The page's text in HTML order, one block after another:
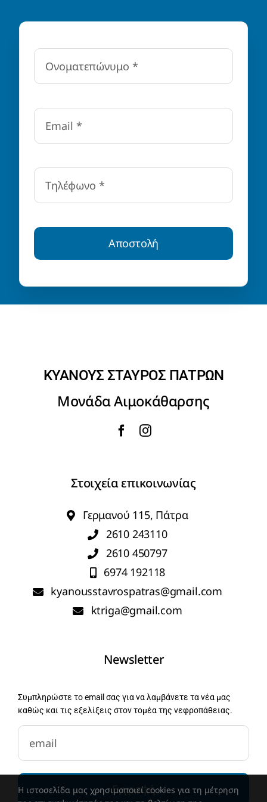
Αποστολή
ΚΥΑΝΟΥΣ ΣΤΑΥΡΟΣ ΠΑΤΡΩΝ
Μονάδα Αιμοκάθαρσης
Στοιχεία επικοινωνίας
Γερμανού 115, Πάτρα
2610 243110
2610 450797
6974 192118
kyanousstavrospatras@gmail.com
ktriga@gmail.com
Newsletter
Συμπληρώστε το email σας για να λαμβάνετε τα νέα μας
καθώς και τις εξελίξεις στον τομέα της νεφροπάθειας.
newsletter-email
Εγγραφή
Η ιστοσελίδα μας χρησιμοποιεί cookies για τη μέτρηση